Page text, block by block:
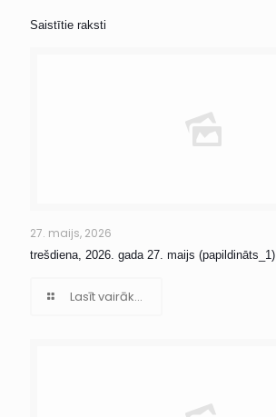
Saistītie raksti
27. maijs, 2026
trešdiena, 2026. gada 27. maijs (papildināts_1)
Lasīt vairāk...